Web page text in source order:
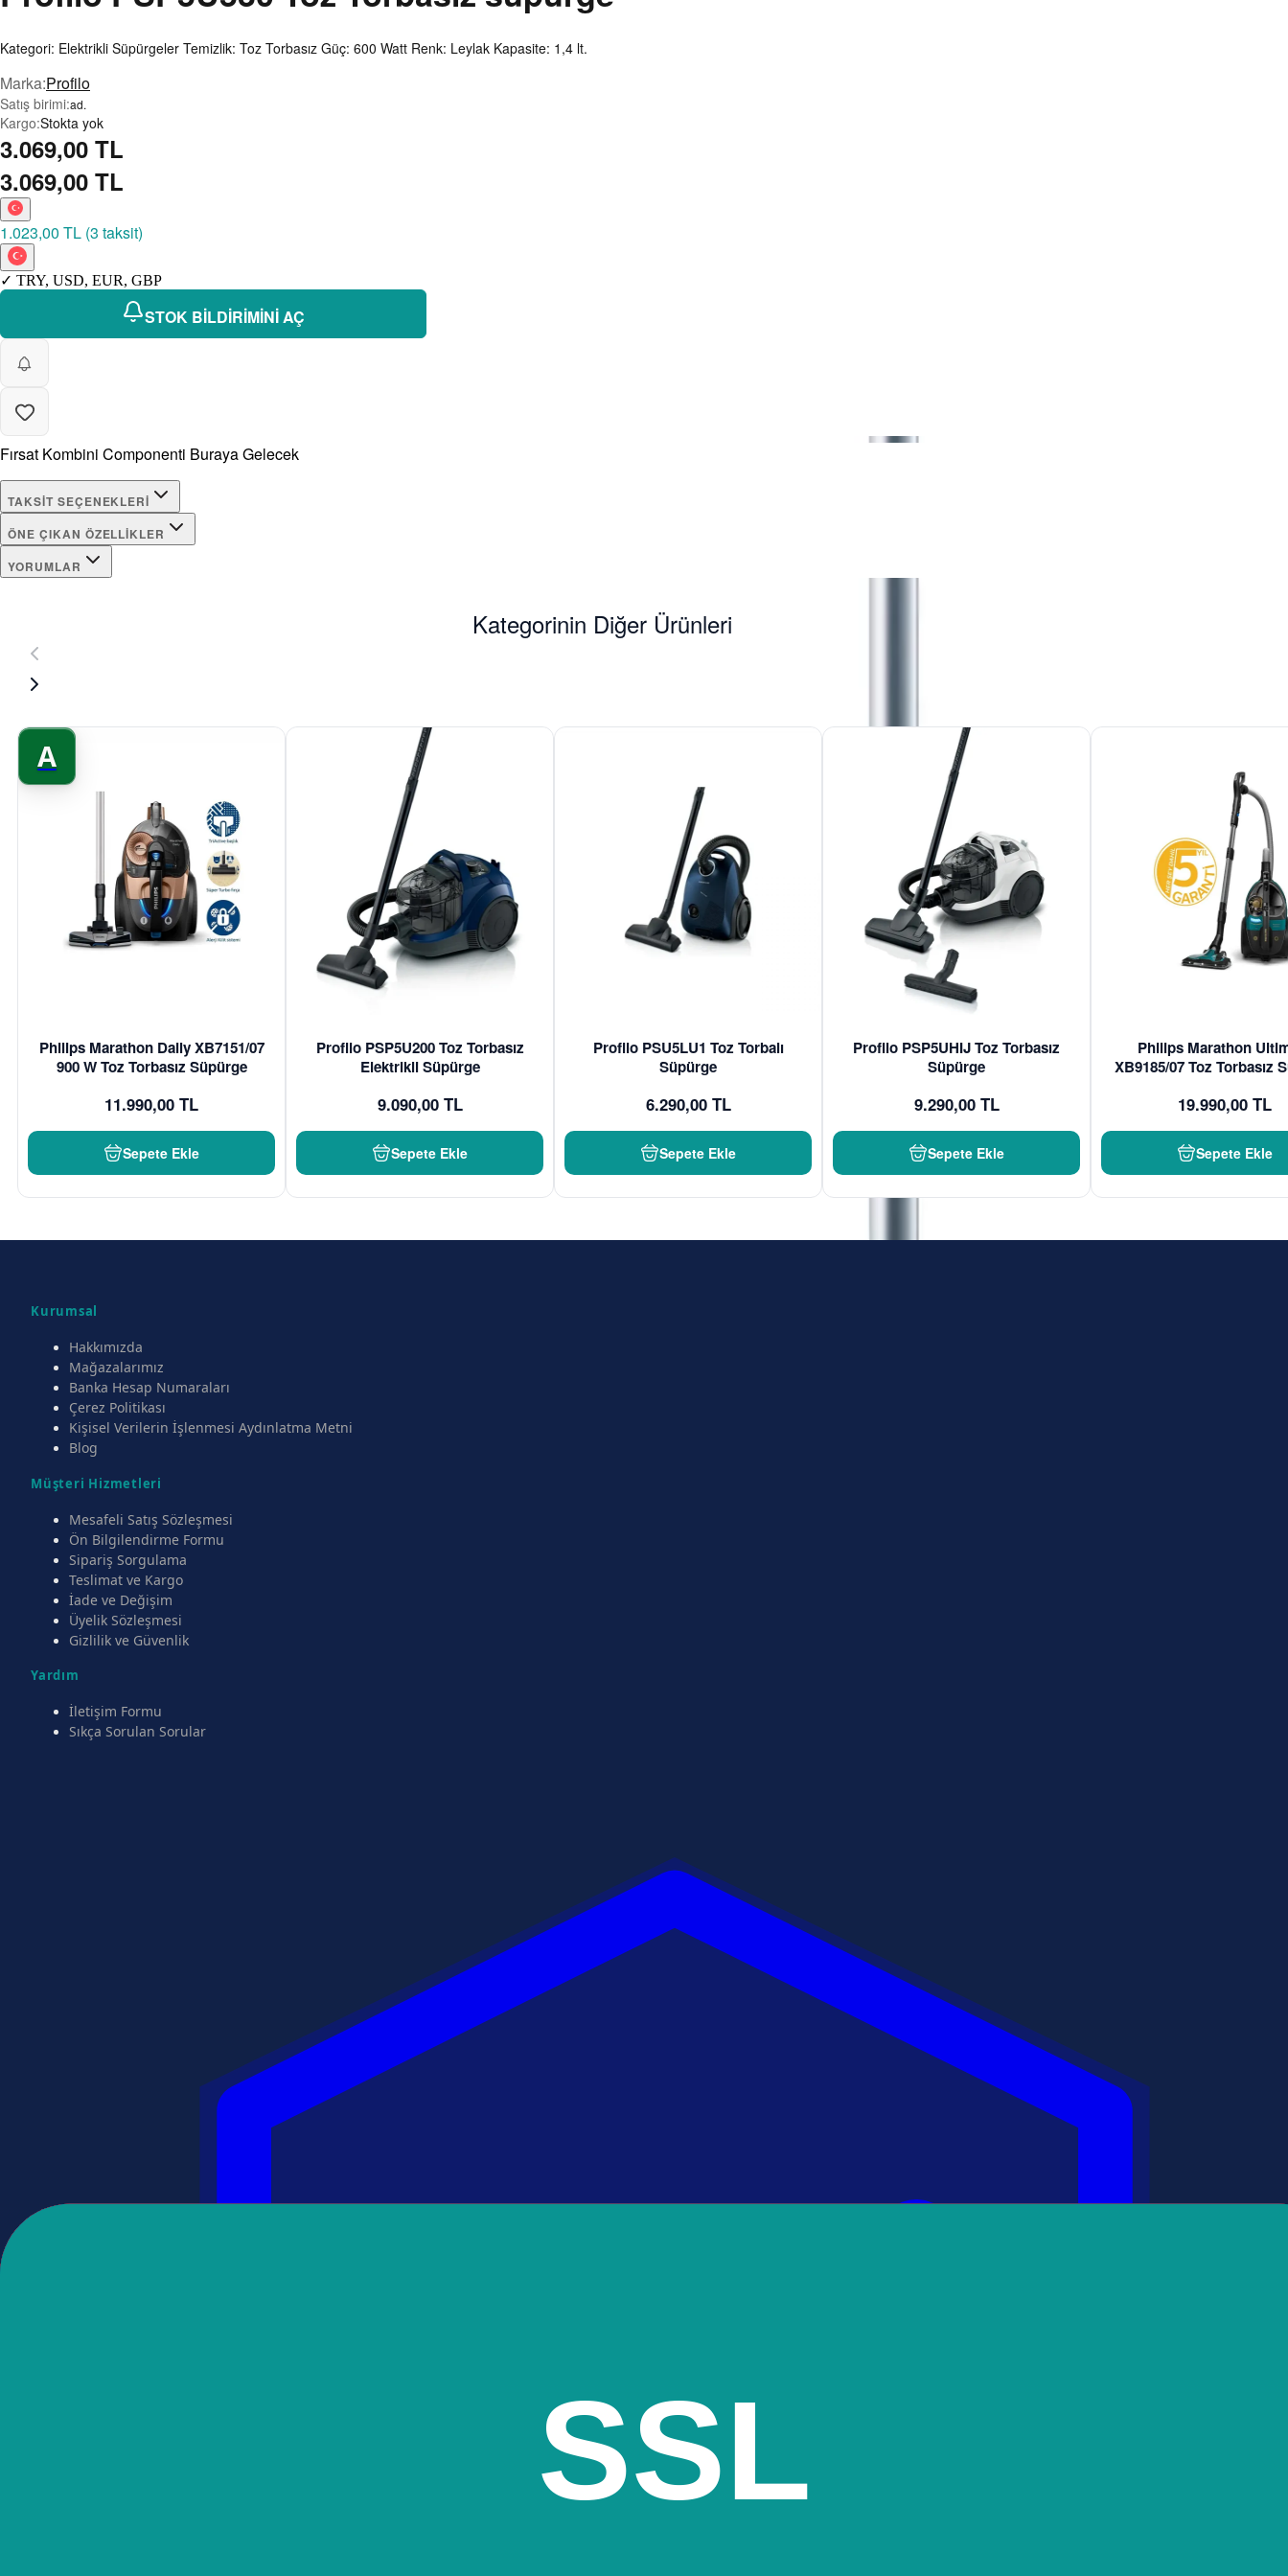
Kategori: Elektrikli Süpürgeler Temizlik: Toz Torbasız Güç: 600 Watt Renk: Leylak Kapasite: 1,4 lt.
Marka:Profilo
Satış birimi:ad.
Kargo:Stokta yok
3.069,00 TL
3.069,00 TL
1.023,00 TL (3 taksit)
✓ TRY, USD, EUR, GBP
STOK BİLDİRİMİNİ AÇ
Fırsat Kombini Componenti Buraya Gelecek
TAKSIT SEÇENEKLERI
ÖNE ÇIKAN ÖZELLIKLER
YORUMLAR
Kategorinin Diğer Ürünleri
A
Philips Marathon Daily XB7151/07
900 W Toz Torbasız Süpürge
11.990,00 TL
Sepete Ekle
Profilo PSP5U200 Toz Torbasız
Elektrikli Süpürge
9.090,00 TL
Sepete Ekle
Profilo PSU5LU1 Toz Torbalı
Süpürge
6.290,00 TL
Sepete Ekle
Profilo PSP5UHIJ Toz Torbasız
Süpürge
9.290,00 TL
Sepete Ekle
Philips Marathon
XB9185/07 Toz Torbasız
19.990,00 TL
Sepete Ekle
Kurumsal
Hakkımızda
Mağazalarımız
Banka Hesap Numaraları
Çerez Politikası
Kişisel Verilerin İşlenmesi Aydınlatma Metni
Blog
Müşteri Hizmetleri
Mesafeli Satış Sözleşmesi
Ön Bilgilendirme Formu
Sipariş Sorgulama
Teslimat ve Kargo
İade ve Değişim
Üyelik Sözleşmesi
Gizlilik ve Güvenlik
Yardım
İletişim Formu
Sıkça Sorulan Sorular